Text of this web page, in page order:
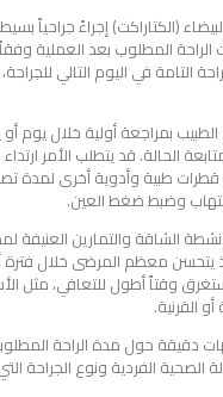
(الكتاراكت) إجراءً جراحياً
المطلوب بعد العملية
التامة في اليوم التالي
بمراجعة أولية خلال يوم
الحالة. قد يتطلب الأمر
قطرات طبية وأدوية أخرى لمدة
وضبط ضغط العين.
الشاقة والتمارين العنيفة
يتحسن معظم المرضى خلال فترة
وقتاً أطول للتعافي، مثل
القرنية.
دقيقة حول مدة الراحة
الصحية الفردية ونوع الجراحة